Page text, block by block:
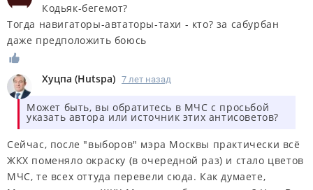
Кодьяк-бегемот?
Тогда навигаторы-автаторы-тахи - кто? за сабурбан
даже предположить боюсь
Хуцпа (Hutspa) 7 лет назад
Может быть, вы обратитесь в МЧС с просьбой
указать автора или источник этих антисоветов?
Сейчас, после "выборов" мэра Москвы практически всё
ЖКХ поменяло окраску (в очередной раз) и стало цветов
МЧС, те всех оттуда перевели сюда. Как думаете,